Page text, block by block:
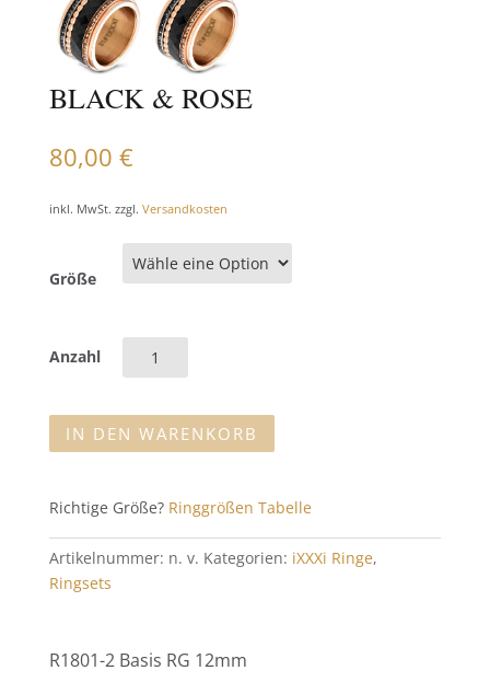
BLACK & ROSE
80,00 €
inkl. MwSt. zzgl. Versandkosten
Größe
Anzahl
Black
&
Rose
Menge
IN DEN WARENKORB
Richtige Größe? Ringgrößen Tabelle
Artikelnummer: n. v. Kategorien: iXXXi Ringe,
Ringsets
R1801-2 Basis RG 12mm